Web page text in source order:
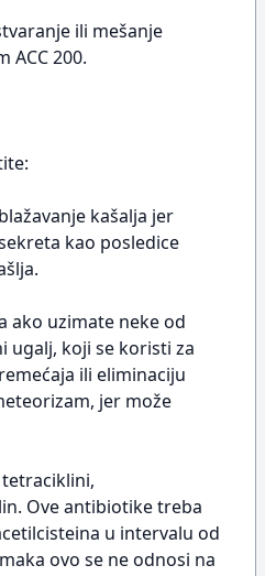
ili mešanje
ACC 200.
kašalja jer
kao posledice
ako uzimate neke od
ugalj, koji se koristi za
ili eliminaciju
jer može
Ove antibiotike treba
u intervalu od
ovo se ne odnosi na